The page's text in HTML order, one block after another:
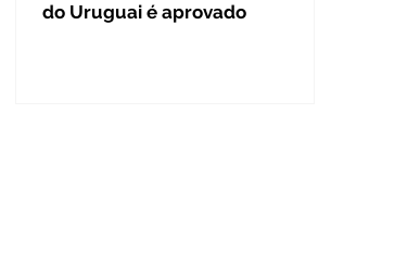
do Uruguai é aprovado